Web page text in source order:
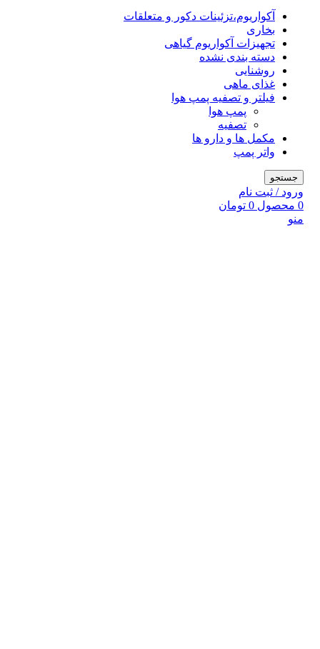
آکواریوم،تزئینات دکور و متعلقات
بخاری
تجهیزات آکواریوم گیاهی
دسته بندی نشده
روشنایی
غذای ماهی
فیلتر و تصفیه پمپ هوا
پمپ هوا
تصفیه
مکمل ها و دارو ها
واتر پمپ
جستجو
ورود / ثبت نام
0 محصول 0 تومان
منو